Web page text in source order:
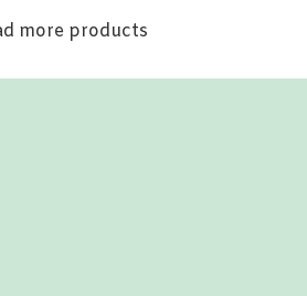
more products